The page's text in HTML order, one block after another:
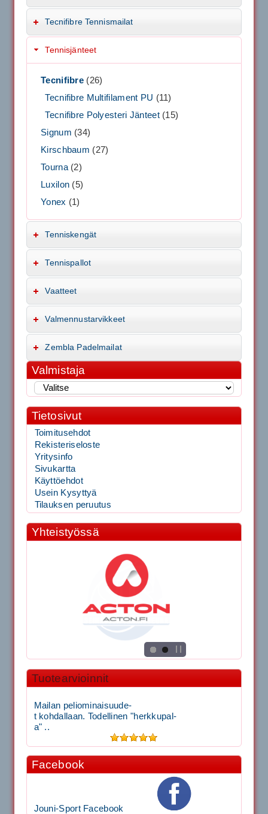
Tecnifibre Tennismailat
Tennisjänteet
Tecnifibre (26)
Tecnifibre Multifilament PU (11)
Tecnifibre Polyesteri Jänteet(15)
Signum (34)
Kirschbaum (27)
Tourna(2)
Luxilon (5)
Yonex (1)
Tenniskengät
Tennispallot
Vaatteet
Valmennustarvikkeet
Zembla Padelmailat
Valmistaja
Tietosivut
Toimitusehdot
Rekisteriseloste
Yritysinfo
Sivukartta
Käyttöehdot
Usein Kysyttyä
Tilauksen peruutus
Yhteistyössä
Tuotearvioinnit
Mailan peliominaisuude-
t kohdallaan. Todellinen "herkkupal-
a" ..
Facebook
Jouni-Sport Facebook